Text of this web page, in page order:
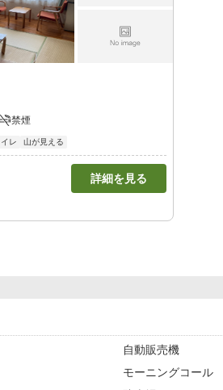
禁煙
レ 山が見える
詳細を見る
自動販売機
モーニングコール